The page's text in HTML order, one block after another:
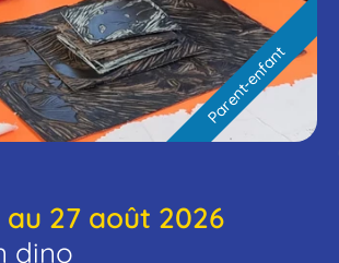
Parent-enfant
au 27 août 2026
dino